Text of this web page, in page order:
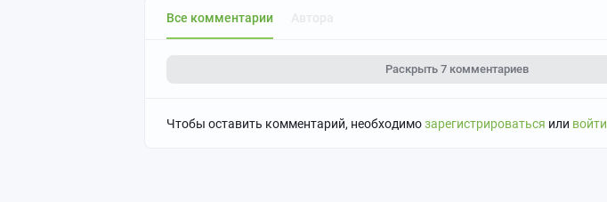
Все комментарии
Раскрыть 7 комментариев
Чтобы оставить комментарий, необходимозарегистрироваться или войти